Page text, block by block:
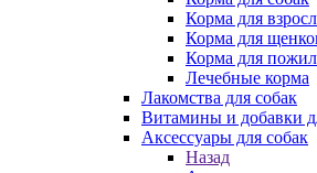
Корма для
Корма для
Корма для
Лечебные корма
Лакомства для собак
Витамины и добавки
Аксессуары для собак
Назад